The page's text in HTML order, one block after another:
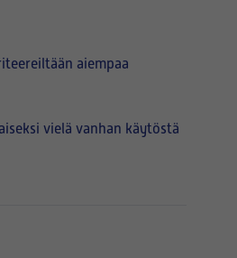
aiempaa
vielä vanhan käytöstä